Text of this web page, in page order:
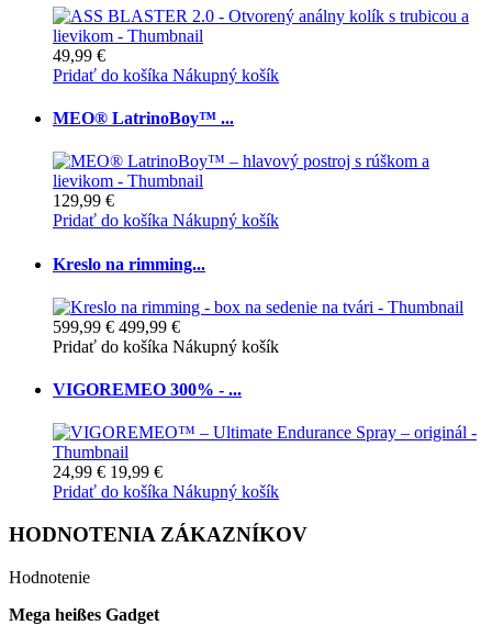
49,99 €
Pridať do košíka Nákupný košík
MEO® LatrinoBoy™ ...
129,99 €
Pridať do košíka Nákupný košík
Kreslo na rimming...
599,99 € 499,99 €
Pridať do košíka Nákupný košík
VIGOREMEO 300% - ...
24,99 € 19,99 €
Pridať do košíka Nákupný košík
HODNOTENIA ZÁKAZNÍKOV
Hodnotenie
Mega heißes Gadget